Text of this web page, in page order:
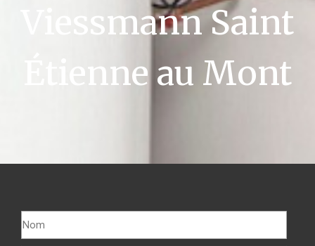
Viessmann Saint
Étienne au Mont